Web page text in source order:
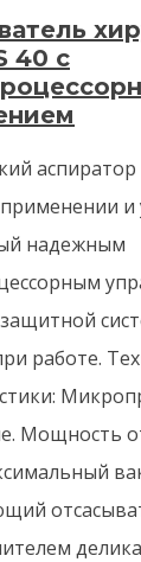
40 с
аспиратор
и
надежным
работе.
Мощность